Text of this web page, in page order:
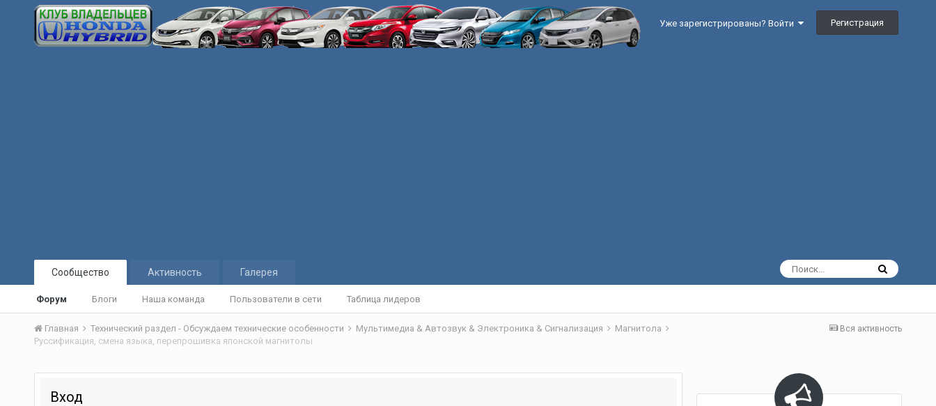
Уже зарегистрированы? Войти Регистрация
Сообщество
Форум Блоги Наша команда Пользователи в сети Таблица лидеров
Активность Галерея
Вся активность
Главная Технический раздел - Обсуждаем технические особенности Мультимедиа & Автозвук & Электроника & Сигнализация
Магнитола
Руссификация, смена языка, перепрошивка японской магнитолы
Вход